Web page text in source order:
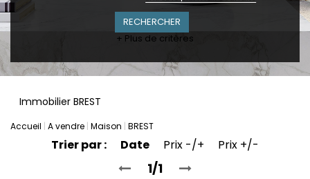
+ Plus de critères
Immobilier BREST
Accueil A vendre Maison BREST
Trier par : Date Prix -/+ Prix +/-
1/1